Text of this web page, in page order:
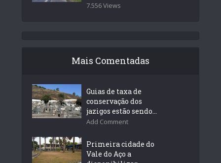
7.556 Views
Mais Comentadas
Guias de taxa de
conservação dos
jazigos estão sendo...
Add Comment
Primeira cidade do
Vale do Aço a